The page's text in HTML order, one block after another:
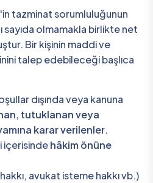
tazminat sorumluluğunun
sayıda olmamakla birlikte net
Bir kişinin maddi ve
talep edebileceği başlıca
dışında veya kanuna
tutuklanan veya
karar verilenler.
içerisindehâkim önüne
avukat isteme hakkı vb.)